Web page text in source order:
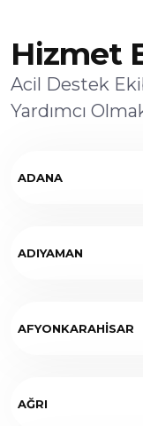
Hizmet
Acil Destek
Yardımcı
ADANA
ADIYAMAN
AFYONKARAHİSAR
AĞRI